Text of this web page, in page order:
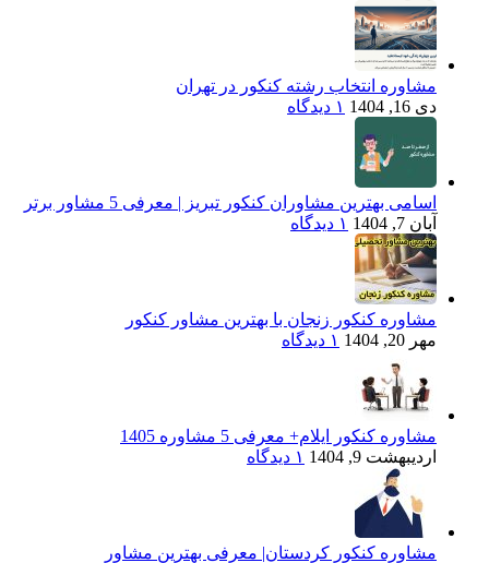
مشاوره انتخاب رشته کنکور در تهران
دی 16, 1404
۱ دیدگاه
اسامی بهترین مشاوران کنکور تبریز | معرفی 5 مشاور برتر
آبان 7, 1404
۱ دیدگاه
مشاوره کنکور زنجان با بهترین مشاور کنکور
مهر 20, 1404
۱ دیدگاه
مشاوره کنکور ایلام+ معرفی 5 مشاوره 1405
اردیبهشت 9, 1404
۱ دیدگاه
مشاوره کنکور کردستان| معرفی بهترین مشاور